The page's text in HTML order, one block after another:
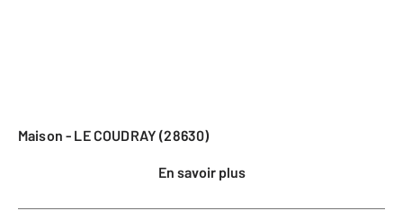
Maison - LE COUDRAY (28630)
En savoir plus